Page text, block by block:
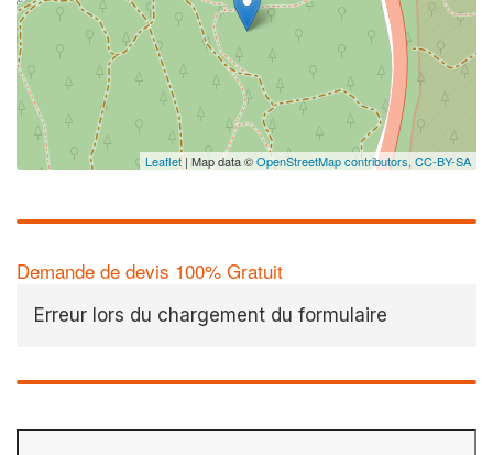
Leaflet| Map data ©OpenStreetMap contributors, CC-BY-SA
Demande de devis 100% Gratuit
Erreur lors du chargement du formulaire